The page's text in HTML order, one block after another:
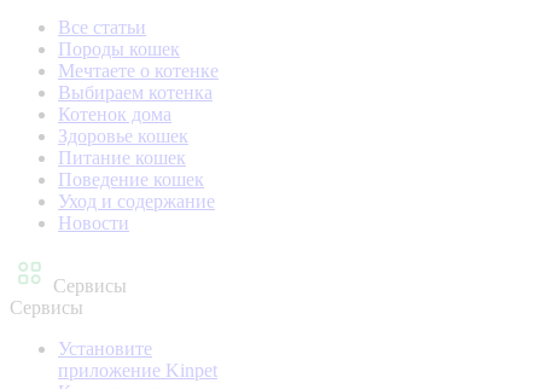
Все статьи
Породы кошек
Мечтаете о котенке
Выбираем котенка
Котенок дома
Здоровье кошек
Питание кошек
Поведение кошек
Уход и содержание
Новости
Сервисы
Сервисы
Установите
приложение Kinpet